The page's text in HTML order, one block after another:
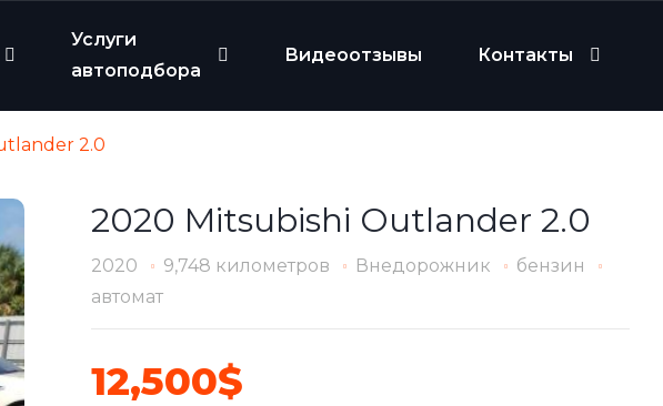
Услуги
автоподбора
Видеоотзывы Контакты
2.0
2020 Mitsubishi Outlander 2.0
2020 9,748 километров Внедорожник
бензин
автомат
12,500$